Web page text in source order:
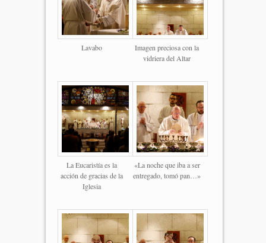
Lavabo
Imagen preciosa con la
vidriera del Altar
La Eucaristía es la
acción de gracias de la
Iglesia
«La noche que iba a ser
entregado, tomó pan…»